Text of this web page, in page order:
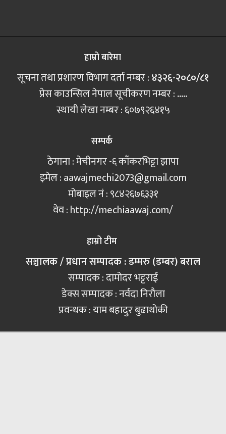
हाम्रो बारेमा
सूचना तथा प्रशारण विभाग दर्ता नम्बर :४३२६-२०८०/८१
प्रेस काउन्सिल नेपाल सूचीकरण नम्बर :.....
स्थायी लेखा नम्बर : ६०७९२६४१५
सम्पर्क
ठेगाना : मेचीनगर -६ काँकरभिट्टा झापा
इमेल :aawajmechi2073@gmail.com
मोबाइल नं‍ : ९८४२६७६३३१
वेव : http://mechiaawaj.com/
हाम्रो टीम
सञ्चालक / प्रधान सम्पादक : डम्मरु (डम्बर) बराल
सम्पादक : दामोदर भट्टराई
डेक्स सम्पादक : नर्वदा निरौला
प्रवन्धक : याम बहादुर बुढाथोकी